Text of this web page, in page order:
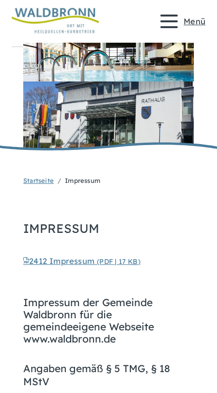
Menü
Startseite Impressum
IMPRESSUM
2412 Impressum(PDF | 17 KB)
Impressum der Gemeinde
Waldbronn für die
gemeindeeigene Webseite
www.waldbronn.de
Angaben gemäß § 5 TMG, § 18
MStV